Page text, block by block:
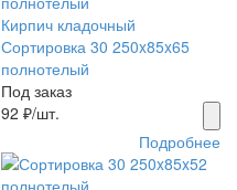
Кирпич кладочный
Сортировка 30 250x85x65
полнотелый
Под заказ
92 ₽/шт.
Подробнее